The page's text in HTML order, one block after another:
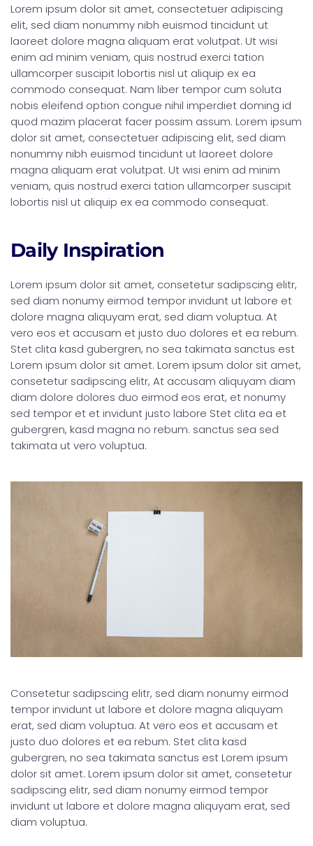
Lorem ipsum dolor sit amet, consectetuer adipiscing
elit, sed diam nonummy nibh euismod tincidunt ut
laoreet dolore magna aliquam erat volutpat. Ut wisi
enim ad minim veniam, quis nostrud exerci tation
ullamcorper suscipit lobortis nisl ut aliquip ex ea
commodo consequat. Nam liber tempor cum soluta
nobis eleifend option congue nihil imperdiet doming id
quod mazim placerat facer possim assum. Lorem ipsum
dolor sit amet, consectetuer adipiscing elit, sed diam
nonummy nibh euismod tincidunt ut laoreet dolore
magna aliquam erat volutpat. Ut wisi enim ad minim
veniam, quis nostrud exerci tation ullamcorper suscipit
lobortis nisl ut aliquip ex ea commodo consequat.
Daily Inspiration
Lorem ipsum dolor sit amet, consetetur sadipscing elitr,
sed diam nonumy eirmod tempor invidunt ut labore et
dolore magna aliquyam erat, sed diam voluptua. At
vero eos et accusam et justo duo dolores et ea rebum.
Stet clita kasd gubergren, no sea takimata sanctus est
Lorem ipsum dolor sit amet. Lorem ipsum dolor sit amet,
consetetur sadipscing elitr, At accusam aliquyam diam
diam dolore dolores duo eirmod eos erat, et nonumy
sed tempor et et invidunt justo labore Stet clita ea et
gubergren, kasd magna no rebum. sanctus sea sed
takimata ut vero voluptua.
Consetetur sadipscing elitr, sed diam nonumy eirmod
tempor invidunt ut labore et dolore magna aliquyam
erat, sed diam voluptua. At vero eos et accusam et
justo duo dolores et ea rebum. Stet clita kasd
gubergren, no sea takimata sanctus est Lorem ipsum
dolor sit amet. Lorem ipsum dolor sit amet, consetetur
sadipscing elitr, sed diam nonumy eirmod tempor
invidunt ut labore et dolore magna aliquyam erat, sed
diam voluptua.